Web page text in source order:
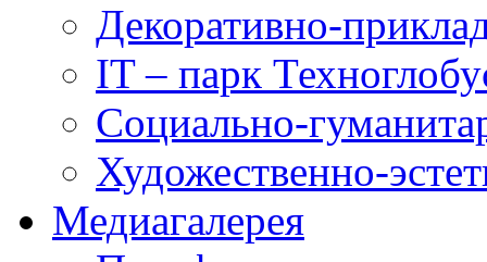
Декоративно-
IT – парк
Социально-
Художественно-
Медиагалерея